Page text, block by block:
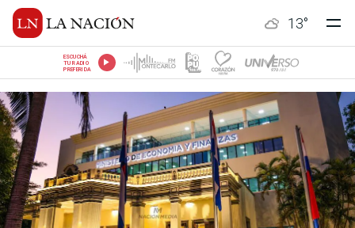
13°
ESCUCHÁ
TU RADIO
PREFERIDA